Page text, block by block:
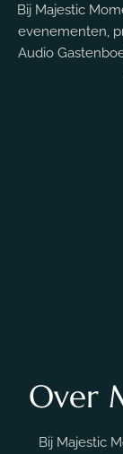
Bij Majestic
evenementen,
Audio
Over
Bij Majestic